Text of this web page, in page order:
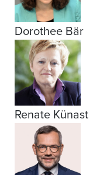
Dorothee Bär
Renate Künast